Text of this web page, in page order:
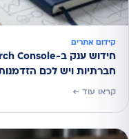
קידום אתרים
חברתיות ויש לכם
קראו עוד ←